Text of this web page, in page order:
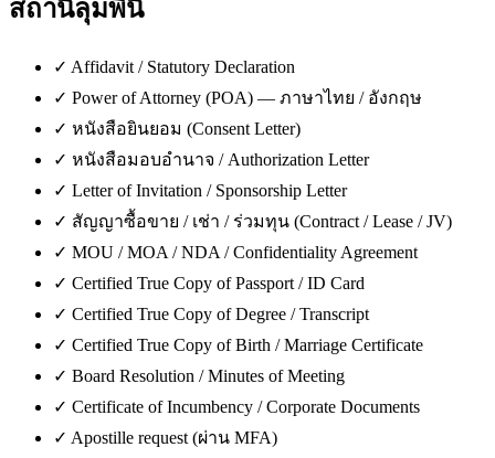
สถานีลุมพินี
✓ Affidavit / Statutory Declaration
✓ Power of Attorney (POA) — ภาษาไทย / อังกฤษ
✓ หนังสือยินยอม (Consent Letter)
✓ หนังสือมอบอำนาจ / Authorization Letter
✓ Letter of Invitation / Sponsorship Letter
✓ สัญญาซื้อขาย / เช่า / ร่วมทุน (Contract / Lease / JV)
✓ MOU / MOA / NDA / Confidentiality Agreement
✓ Certified True Copy of Passport / ID Card
✓ Certified True Copy of Degree / Transcript
✓ Certified True Copy of Birth / Marriage Certificate
✓ Board Resolution / Minutes of Meeting
✓ Certificate of Incumbency / Corporate Documents
✓ Apostille request (ผ่าน MFA)